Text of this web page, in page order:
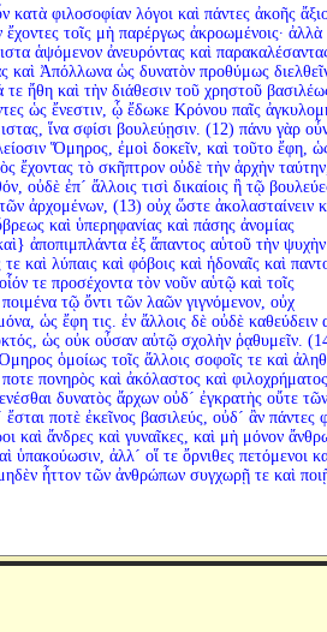
κατὰ φιλοσοφίαν λόγοι καὶ πάντες ἀκοῆς
τοῖς μὴ παρέργως ἀκροωμένοις· ἀλλὰ
ἁψόμενον ἀνευρόντας καὶ
καὶ Ἀπόλλωνα ὡς δυνατὸν προθύμως
ἤθη καὶ τὴν διάθεσιν τοῦ χρηστοῦ
ὡς ἔνεστιν, ᾧ ἔδωκε Κρόνου παῖς
ἵνα σφίσι βουλεύῃσιν. (12) πάνυ γὰρ
Ὅμηρος, ἐμοὶ δοκεῖν, καὶ τοῦτο ἔφη,
ἔχοντας τὸ σκῆπτρον οὐδὲ τὴν ἀρχὴν
οὐδὲ ἐπ´ ἄλλοις τισὶ δικαίοις ἢ τῷ
τῶν ἀρχομένων, (13) οὐχ ὥστε ἀκολασταίνειν
καὶ ὑπερηφανίας καὶ πάσης ἀνομίας
ἀποπιμπλάντα ἐξ ἅπαντος αὑτοῦ τὴν ψυχὴν
καὶ λύπαις καὶ φόβοις καὶ ἡδοναῖς καὶ
τε προσέχοντα τὸν νοῦν αὑτῷ καὶ τοῖς
τῷ ὄντι τῶν λαῶν γιγνόμενον, οὐχ
ὡς ἔφη τις. ἐν ἄλλοις δὲ οὐδὲ καθεύδειν
ὡς οὐκ οὖσαν αὐτῷ σχολὴν ῥᾳθυμεῖν.
ὁμοίως τοῖς ἄλλοις σοφοῖς τε καὶ
πονηρὸς καὶ ἀκόλαστος καὶ φιλοχρήματος
δυνατὸς ἄρχων οὐδ´ ἐγκρατὴς οὔτε τῶν
ποτὲ ἐκεῖνος βασιλεύς, οὐδ´ ἂν πάντες
καὶ ἄνδρες καὶ γυναῖκες, καὶ μὴ μόνον
ὑπακούωσιν, ἀλλ´ οἵ τε ὄρνιθες πετόμενοι
ἧττον τῶν ἀνθρώπων συγχωρῇ τε καὶ